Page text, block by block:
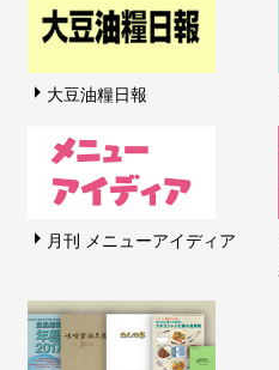
大豆油糧日報
月刊 メニューアイディア